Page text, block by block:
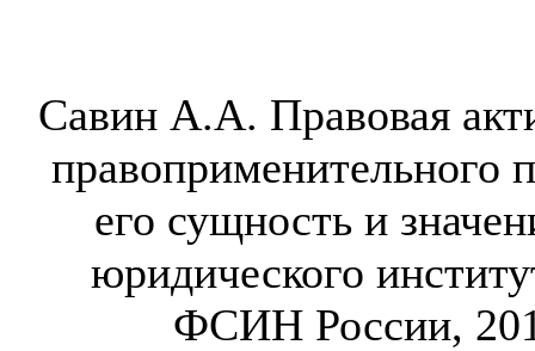
Савин А.А. Правовая
правоприменительного
его сущность и
юридического
ФСИН России,